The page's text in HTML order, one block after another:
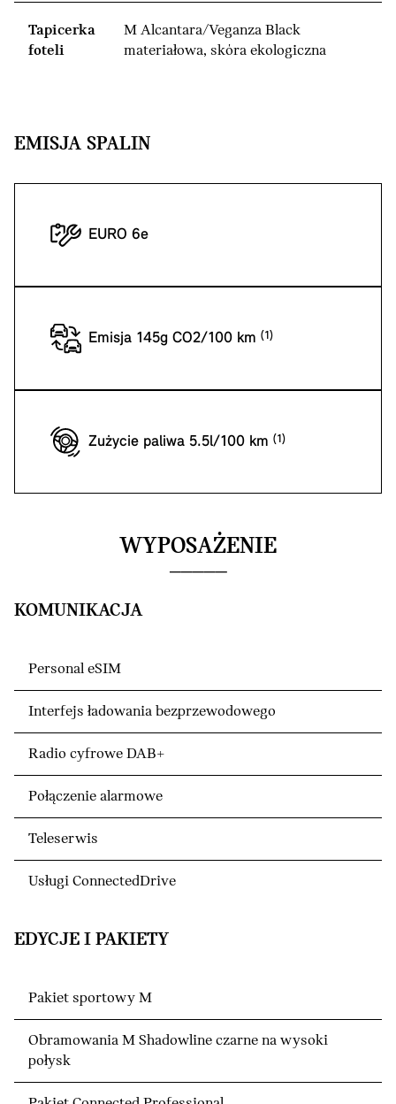
Tapicerka
foteli
M Alcantara/Veganza Black
materiałowa, skóra ekologiczna
EMISJA SPALIN
EURO 6e
Emisja 145g CO2/100 km
Zużycie paliwa 5.5l/100 km
WYPOSAŻENIE
KOMUNIKACJA
Personal eSIM
Interfejs ładowania bezprzewodowego
Radio cyfrowe DAB+
Połączenie alarmowe
Teleserwis
Usługi ConnectedDrive
EDYCJE I PAKIETY
Pakiet sportowy M
Obramowania M Shadowline czarne na wysoki
połysk